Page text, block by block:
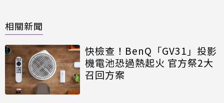
相關新聞
快檢查！BenQ「GV31」投影
機電池恐過熱起火 官方祭2大
召回方案